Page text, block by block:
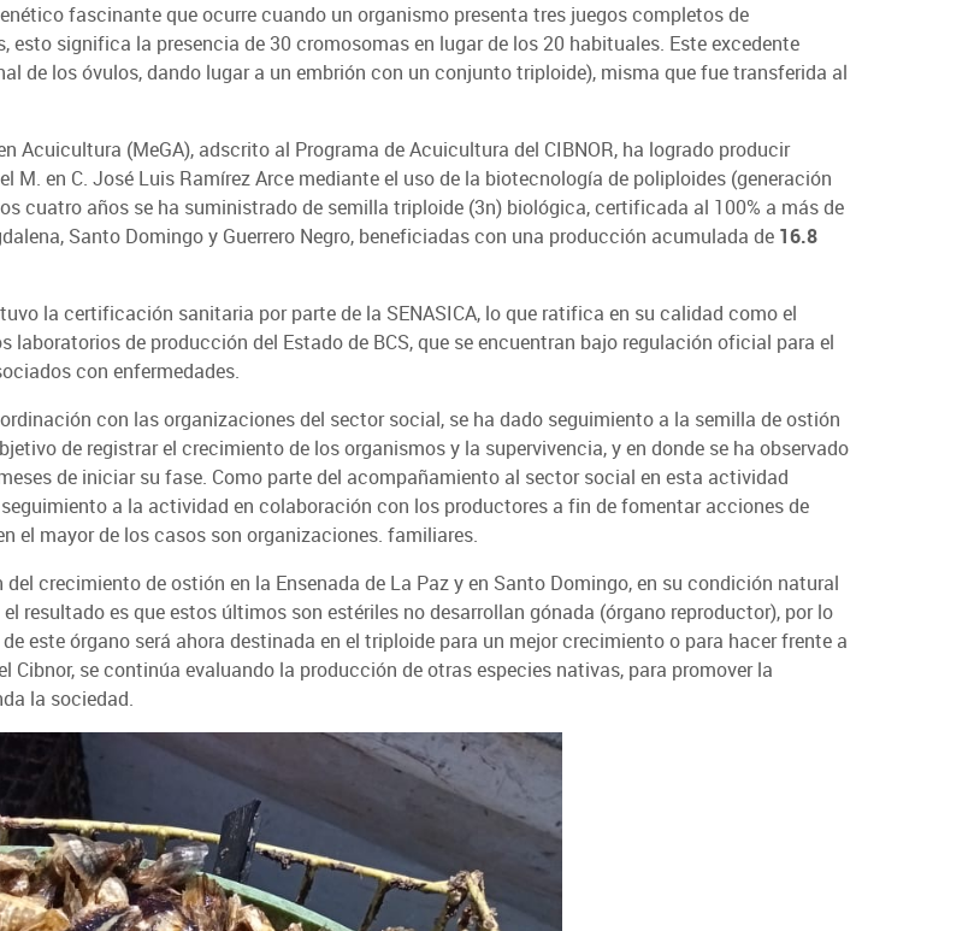
fascinante que ocurre cuando un organismo presenta tres juegos completos de
significa la presencia de 30 cromosomas en lugar de los 20 habituales. Este excedente
de los óvulos, dando lugar a un embrión con un conjunto triploide), misma que fue transferida al
Acuicultura (MeGA), adscrito al Programa de Acuicultura del CIBNOR, ha logrado producir
en C. José Luis Ramírez Arce mediante el uso de la biotecnología de poliploides (generación
cuatro años se ha suministrado de semilla triploide (3n) biológica, certificada al 100% a más de
Santo Domingo y Guerrero Negro, beneficiadas con una producción acumulada de 16.8
la certificación sanitaria por parte de la SENASICA, lo que ratifica en su calidad como el
de producción del Estado de BCS, que se encuentran bajo regulación oficial para el
con enfermedades.
con las organizaciones del sector social, se ha dado seguimiento a la semilla de ostión
de registrar el crecimiento de los organismos y la supervivencia, y en donde se ha observado
de iniciar su fase. Como parte del acompañamiento al sector social en esta actividad
a la actividad en colaboración con los productores a fin de fomentar acciones de
el mayor de los casos son organizaciones. familiares.
crecimiento de ostión en la Ensenada de La Paz y en Santo Domingo, en su condición natural
el resultado es que estos últimos son estériles no desarrollan gónada (órgano reproductor), por lo
este órgano será ahora destinada en el triploide para un mejor crecimiento o para hacer frente a
Cibnor, se continúa evaluando la producción de otras especies nativas, para promover la
la sociedad.